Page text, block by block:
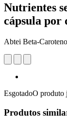
Nutrientes
cápsula por
Abtei Beta-
EsgotadoO produto
Produtos